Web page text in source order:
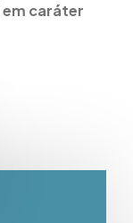
em caráter